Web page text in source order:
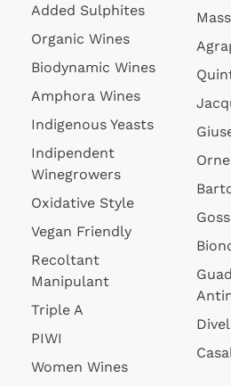
Added Sulphites
Organic Wines
Biodynamic Wines
Amphora Wines
Indigenous Yeasts
Indipendent
Winegrowers
Oxidative Style
Vegan Friendly
Recoltant
Manipulant
Triple A
PIWI
Women Wines